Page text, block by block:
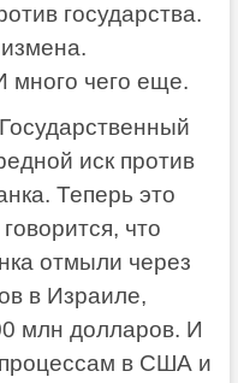
государства.
много чего еще.
иск против
Теперь это
что
отмыли через
в Израиле,
млн долларов. И
процессам в США и